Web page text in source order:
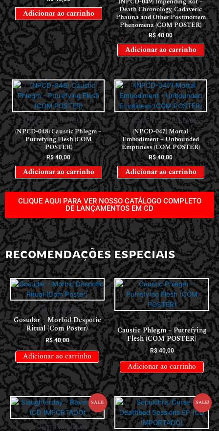
Adicionar ao carrinho
Death Chronology, Cadaveric
Phauna and Other Postmortem
Phenomena (COM POSTER)
R$40,00
Adicionar ao carrinho
LANÇAMENTOS // RELEASES
(NPCD-048) Caustic Phlegm –
Putrefying Flesh (COM
POSTER)
R$40,00
Adicionar ao carrinho
LANÇAMENTOS // RELEASES
(NPCD-047) Mortal
Embodiment – Unbounded
Emptiness (COM POSTER)
R$40,00
Adicionar ao carrinho
CLIQUE AQUI PARA VER NOSSO CATÁLOGO COMPLETO
DE LANÇAMENTOS EM CD
RECOMENDAÇÕES ESPECIAIS
CDS NACIONAIS
Gosudar – Morbid Despotic
Ritual (Com Poster)
R$40,00
Adicionar ao carrinho
CDS NACIONAIS
Caustic Phlegm – Putrefying
Flesh (COM POSTER)
R$40,00
Adicionar ao carrinho
Sale!
CDS INTERNACIONAIS
Sale!